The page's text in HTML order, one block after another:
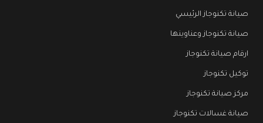
صيانة تكنوجاز الرئيسي
صيانة تكنوجاز وعناوينها
ارقام صيانة تكنوجاز
توكيل تكنوجاز
مركز صيانة تكنوجاز
صيانة غسالات تكنوجاز